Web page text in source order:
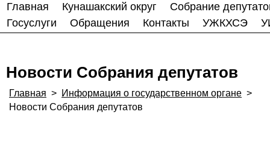
Главная Кунашакский округ
Собрание
Госуслуги
Обращения Контакты УЖКХСЭ
Новости Собрания депутатов
Главная > Информация о государственном органе >
Новости Собрания депутатов